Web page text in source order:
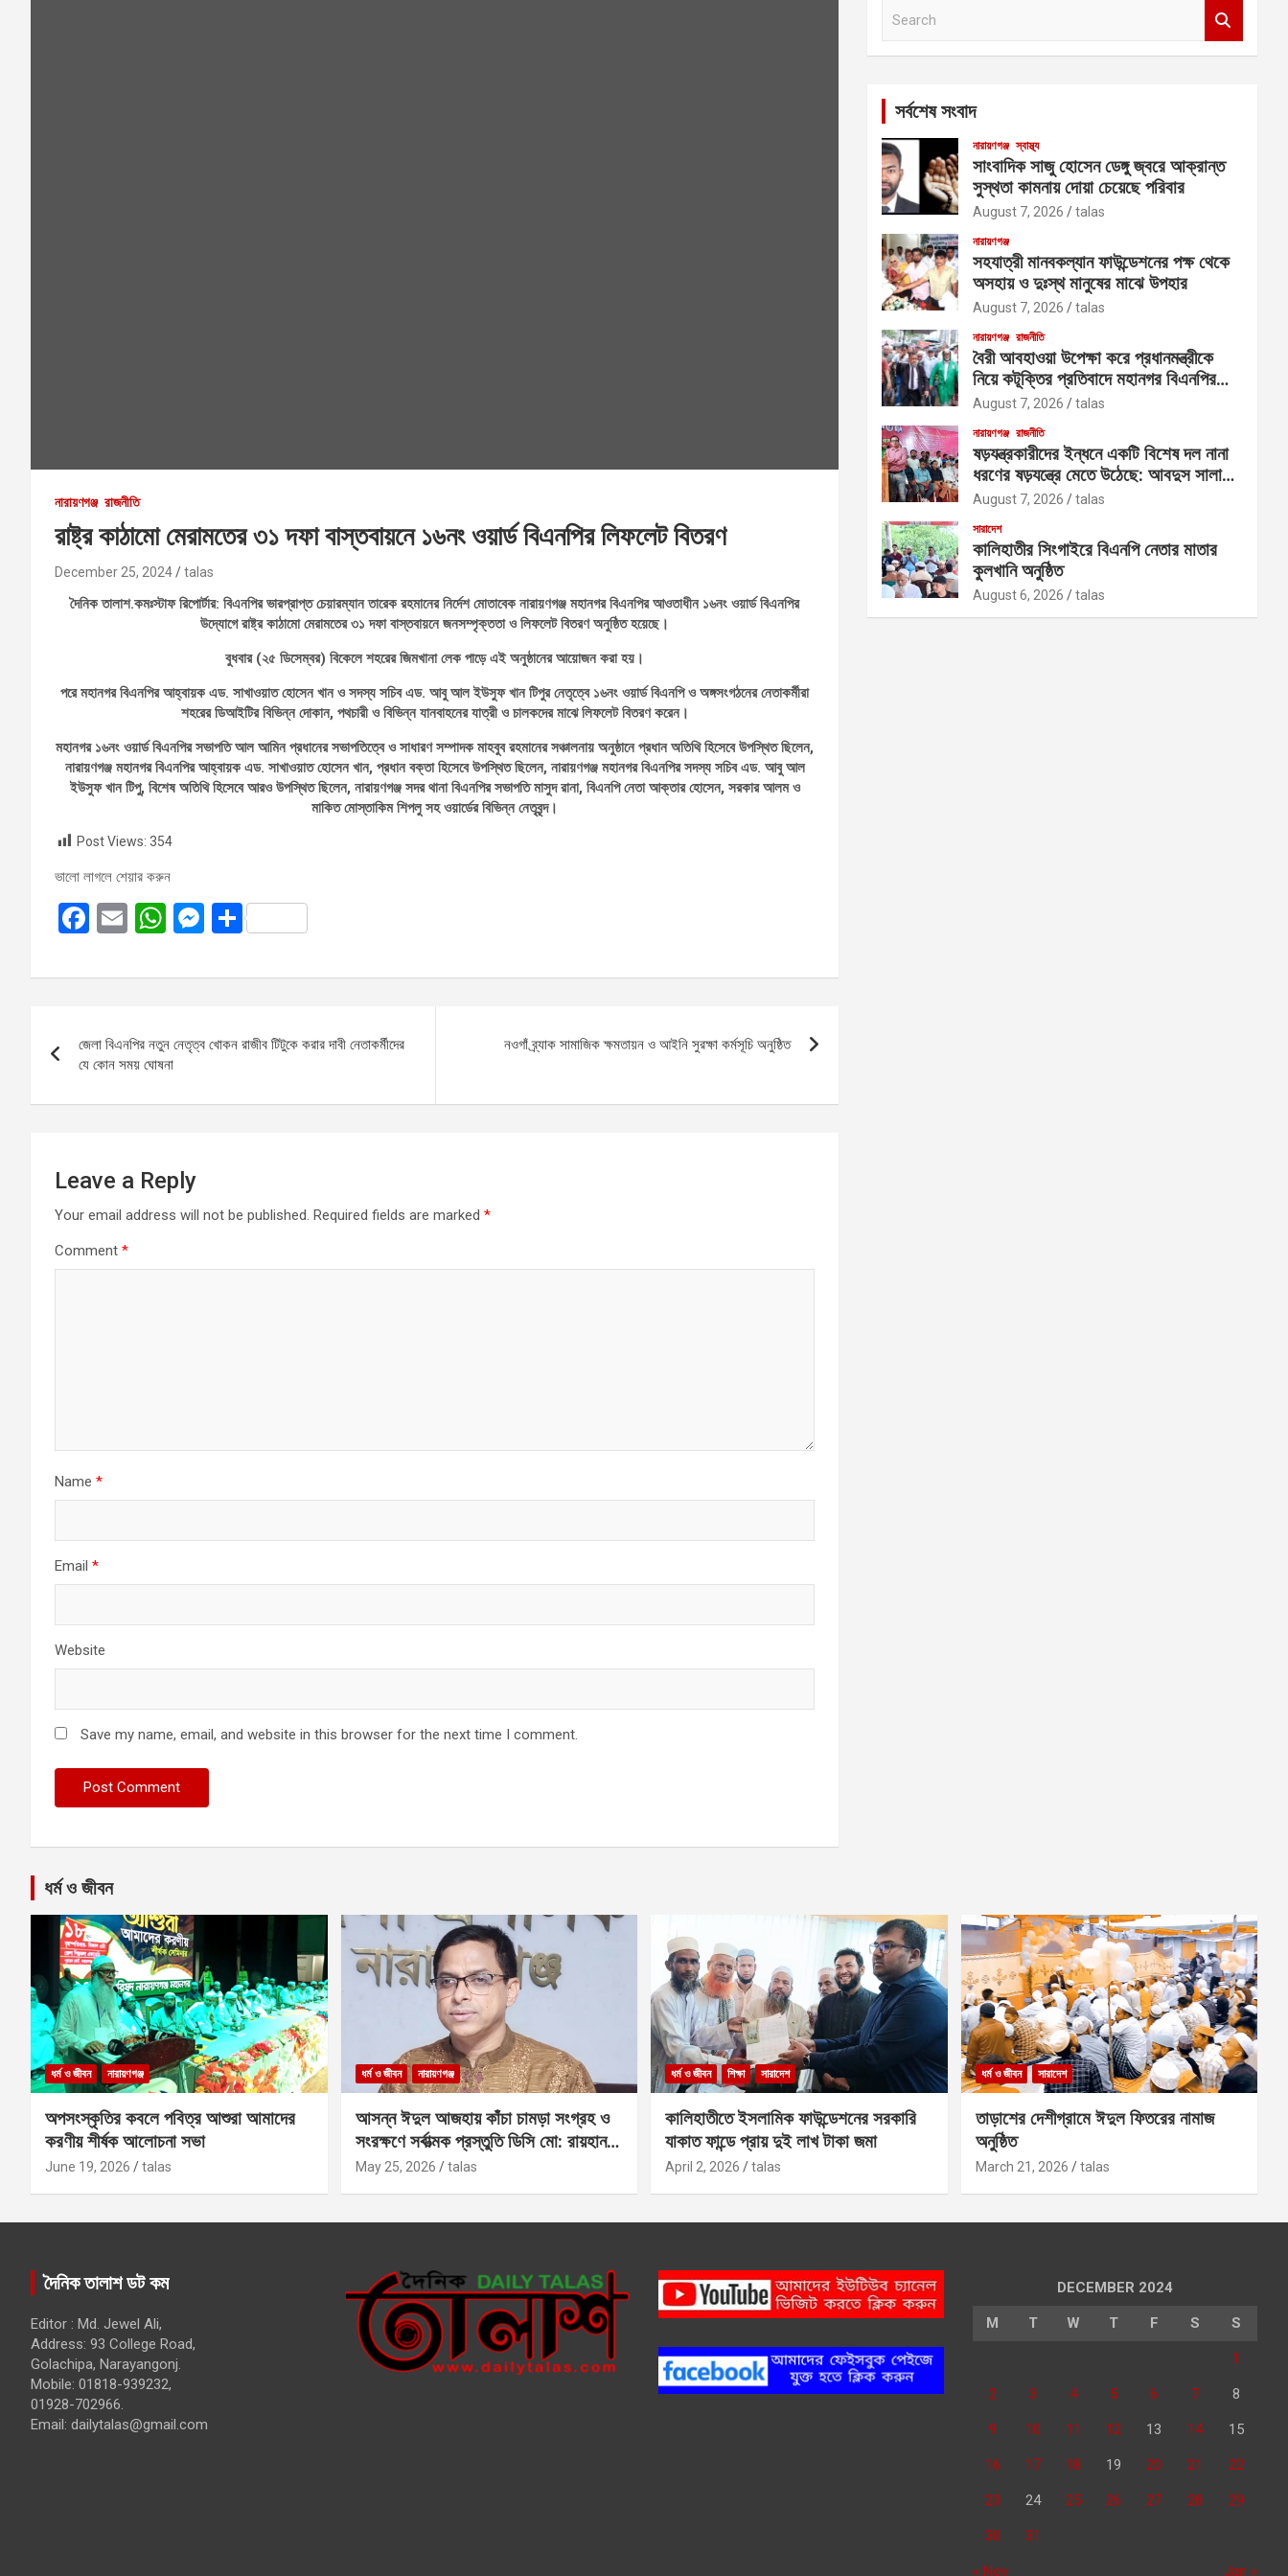
নারায়ণগঞ্জ রাজনীতি
রাষ্ট্র কাঠামো মেরামতের ৩১ দফা বাস্তবায়নে ১৬নং ওয়ার্ড বিএনপির লিফলেট বিতরণ
December 25, 2024 talas
দৈনিক তালাশ.কমঃস্টাফ রিপোর্টার: বিএনপির ভারপ্রাপ্ত চেয়ারম্যান তারেক রহমানের নির্দেশ মোতাবেক নারায়ণগঞ্জ মহানগর বিএনপির আওতাধীন ১৬নং ওয়ার্ড বিএনপির
উদ্যোগে রাষ্ট্র কাঠামো মেরামতের ৩১ দফা বাস্তবায়নে জনসম্পৃক্ততা ও লিফলেট বিতরণ অনুষ্ঠিত হয়েছে।
বুধবার (২৫ ডিসেম্বর) বিকেলে শহরের জিমখানা লেক পাড়ে এই অনুষ্ঠানের আয়োজন করা হয়।
পরে মহানগর বিএনপির আহ্বায়ক এড. সাখাওয়াত হোসেন খান ও সদস্য সচিব এড. আবু আল ইউসুফ খান টিপুর নেতৃত্বে ১৬নং ওয়ার্ড বিএনপি ও অঙ্গসংগঠনের নেতাকর্মীরা
শহরের ডিআইটির বিভিন্ন দোকান, পথচারী ও বিভিন্ন যানবাহনের যাত্রী ও চালকদের মাঝে লিফলেট বিতরণ করেন।
মহানগর ১৬নং ওয়ার্ড বিএনপির সভাপতি আল আমিন প্রধানের সভাপতিত্বে ও সাধারণ সম্পাদক মাহবুব রহমানের সঞ্চালনায় অনুষ্ঠানে প্রধান অতিথি হিসেবে উপস্থিত ছিলেন,
নারায়ণগঞ্জ মহানগর বিএনপির আহ্বায়ক এড. সাখাওয়াত হোসেন খান, প্রধান বক্তা হিসেবে উপস্থিত ছিলেন, নারায়ণগঞ্জ মহানগর বিএনপির সদস্য সচিব এড. আবু আল
ইউসুফ খান টিপু, বিশেষ অতিথি হিসেবে আরও উপস্থিত ছিলেন, নারায়ণগঞ্জ সদর থানা বিএনপির সভাপতি মাসুদ রানা, বিএনপি নেতা আক্তার হোসেন, সরকার আলম ও
মাকিত মোস্তাকিম শিপলু সহ ওয়ার্ডের বিভিন্ন নেতৃবৃন্দ।
Post Views: 354
ভালো লাগলে শেয়ার করুন
F
ce
o
o
k
E
ail
W
at
A
p
p
M
se
g
S
ar
navigation
জেলা বিএনপির নতুন নেতৃত্ব খোকন রাজীব টিটুকে করার দাবী নেতাকর্মীদের
যে কোন সময় ঘোষনা
নওগাঁ ব্র্যাক সামাজিক ক্ষমতায়ন ও আইনি সুরক্ষা কর্মসূচি অনুষ্ঠিত
Leave a Reply
Your email address will not be published. Required fields are marked *
Comment *
Name *
Email *
Website
Save my name, email, and website in this browser for the next time I comment.
সর্বশেষ সংবাদ
নারায়ণগঞ্জ স্বাস্থ্য
সাংবাদিক সাজু হোসেন ডেঙ্গু জ্বরে আক্রান্ত
সুস্থতা কামনায় দোয়া চেয়েছে পরিবার
August 7, 2026 talas
নারায়ণগঞ্জ
সহযাত্রী মানবকল্যান ফাউন্ডেশনের পক্ষ থেকে
অসহায় ও দুঃস্থ মানুষের মাঝে উপহার
August 7, 2026 talas
নারায়ণগঞ্জ রাজনীতি
বৈরী আবহাওয়া উপেক্ষা করে প্রধানমন্ত্রীকে
নিয়ে কটূক্তির প্রতিবাদে মহানগর বিএনপির
বিক্ষোভ
August 7, 2026 talas
নারায়ণগঞ্জ রাজনীতি
ষড়যন্ত্রকারীদের ইন্ধনে একটি বিশেষ দল নানা
ধরণের ষড়যন্ত্রে মেতে উঠেছে: আবদুস সালাম
আজাদ
August 7, 2026 talas
সারাদেশ
কালিহাতীর সিংগাইরে বিএনপি নেতার মাতার
কুলখানি অনুষ্ঠিত
August 6, 2026 talas
ধর্ম ও জীবন
ধর্ম ও জীবন নারায়ণগঞ্জ
অপসংস্কৃতির কবলে পবিত্র আশুরা আমাদের
করণীয় শীর্ষক আলোচনা সভা
June 19, 2026 talas
ধর্ম ও জীবন নারায়ণগঞ্জ
আসন্ন ঈদুল আজহায় কাঁচা চামড়া সংগ্রহ ও
সংরক্ষণে সর্বাত্মক প্রস্তুতি ডিসি মো: রায়হান
কবির
May 25, 2026 talas
ধর্ম ও জীবন শিক্ষা সারাদেশ
কালিহাতীতে ইসলামিক ফাউন্ডেশনের সরকারি
যাকাত ফান্ডে প্রায় দুই লাখ টাকা জমা
April 2, 2026 talas
ধর্ম ও জীবন সারাদেশ
তাড়াশের দেশীগ্রামে ঈদুল ফিতরের নামাজ
অনুষ্ঠিত
March 21, 2026 talas
দৈনিক তালাশ ডট কম
Editor : Md. Jewel Ali,
Address: 93 College Road,
Golachipa, Narayangonj.
Mobile: 01818-939232,
01928-702966.
Email: dailytalas@gmail.com
DECEMBER 2024
M T W T F S S
1
2 3 4 5 6 7 8
9 10 11 12 13 14 15
16 17 18 19 20 21 22
23 24 25 26 27 28 29
30 31
« Nov Jan »